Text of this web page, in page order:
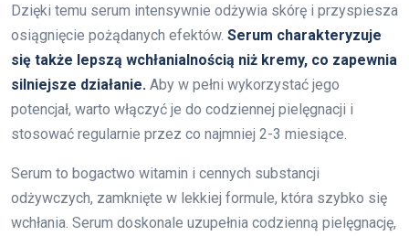
Dzięki temu serum intensywnie odżywia skórę i przyspiesza
osiągnięcie pożądanych efektów. Serum charakteryzuje
się także lepszą wchłanialnością niż kremy, co zapewnia
silniejsze działanie. Aby w pełni wykorzystać jego
potencjał, warto włączyć je do codziennej pielęgnacji i
stosować regularnie przez co najmniej 2-3 miesiące.
Serum to bogactwo witamin i cennych substancji
odżywczych, zamknięte w lekkiej formule, która szybko się
wchłania. Serum doskonale uzupełnia codzienną pielęgnację,